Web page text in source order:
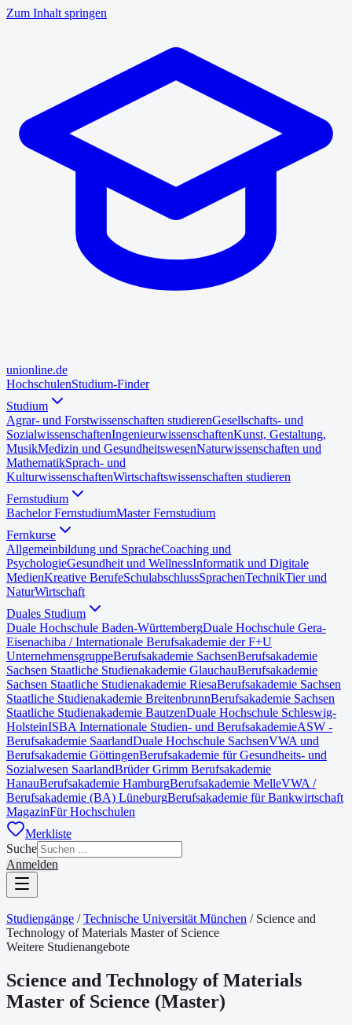
Zum Inhalt springen
unionline.de
HochschulenStudium-Finder
Studium
Agrar- und Forstwissenschaften studierenGesellschafts- und
SozialwissenschaftenIngenieurwissenschaftenKunst, Gestaltung,
MusikMedizin und GesundheitswesenNaturwissenschaften und
MathematikSprach- und
KulturwissenschaftenWirtschaftswissenschaften studieren
Fernstudium
Bachelor FernstudiumMaster Fernstudium
Fernkurse
Allgemeinbildung und SpracheCoaching und
PsychologieGesundheit und WellnessInformatik und Digitale
MedienKreative BerufeSchulabschlussSprachenTechnikTier und
NaturWirtschaft
Duales Studium
Duale Hochschule Baden-WürttembergDuale Hochschule Gera-
Eisenachiba / Internationale Berufsakademie der F+U
UnternehmensgruppeBerufsakademie SachsenBerufsakademie
Sachsen Staatliche Studienakademie GlauchauBerufsakademie
Sachsen Staatliche Studienakademie RiesaBerufsakademie Sachsen
Staatliche Studienakademie BreitenbrunnBerufsakademie Sachsen
Staatliche Studienakademie BautzenDuale Hochschule Schleswig-
HolsteinISBA Internationale Studien- und BerufsakademieASW -
Berufsakademie SaarlandDuale Hochschule SachsenVWA und
Berufsakademie GöttingenBerufsakademie für Gesundheits- und
Sozialwesen SaarlandBrüder Grimm Berufsakademie
HanauBerufsakademie HamburgBerufsakademie MelleVWA /
Berufsakademie (BA) LüneburgBerufsakademie für Bankwirtschaft
MagazinFür Hochschulen
Merkliste
Suche
Anmelden
Studiengänge / Technische Universität München / Science and
Technology of Materials Master of Science
Weitere Studienangebote
Science and Technology of Materials
Master of Science (Master)